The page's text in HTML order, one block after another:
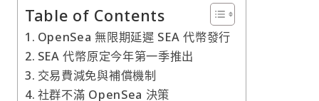
Table of Contents
OpenSea 無限期延遲 SEA 代幣發行
SEA 代幣原定今年第一季推出
交易費減免與補償機制
社群不滿 OpenSea 決策